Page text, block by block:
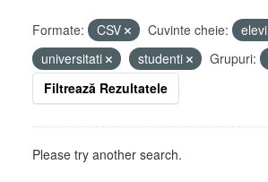
Formate: CSV Cuvinte cheie:
elevi
universitati
studenti Grupuri:
Filtrează Rezultatele
Please try another search.